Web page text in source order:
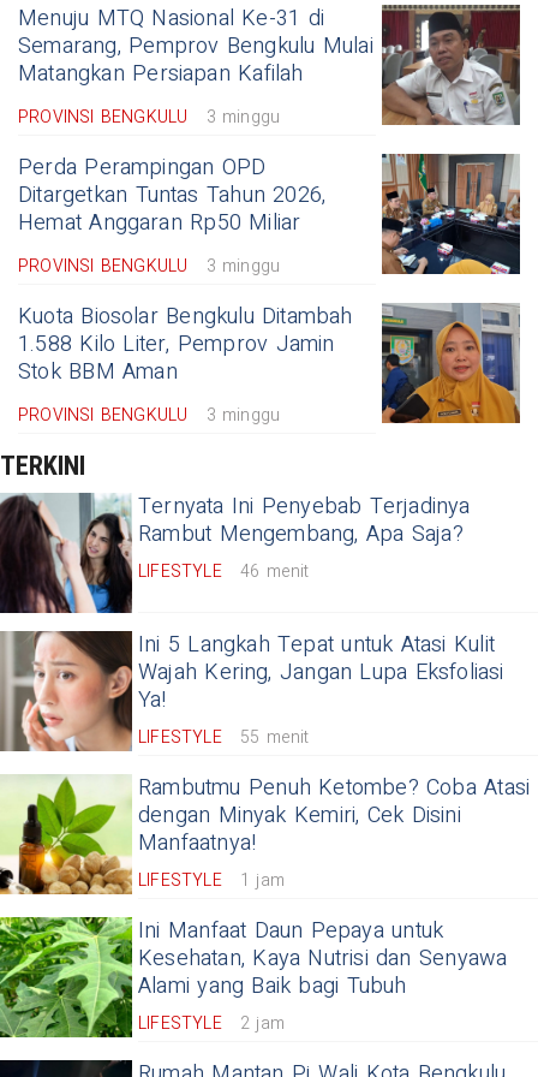
Menuju MTQ Nasional Ke-31 di
Semarang, Pemprov Bengkulu Mulai
Matangkan Persiapan Kafilah
PROVINSI BENGKULU 3 minggu
Perda Perampingan OPD
Ditargetkan Tuntas Tahun 2026,
Hemat Anggaran Rp50 Miliar
PROVINSI BENGKULU 3 minggu
Kuota Biosolar Bengkulu Ditambah
1.588 Kilo Liter, Pemprov Jamin
Stok BBM Aman
PROVINSI BENGKULU 3 minggu
TERKINI
Ternyata Ini Penyebab Terjadinya
Rambut Mengembang, Apa Saja?
LIFESTYLE 46 menit
Ini 5 Langkah Tepat untuk Atasi Kulit
Wajah Kering, Jangan Lupa Eksfoliasi
Ya!
LIFESTYLE 55 menit
Rambutmu Penuh Ketombe? Coba Atasi
dengan Minyak Kemiri, Cek Disini
Manfaatnya!
LIFESTYLE 1 jam
Ini Manfaat Daun Pepaya untuk
Kesehatan, Kaya Nutrisi dan Senyawa
Alami yang Baik bagi Tubuh
LIFESTYLE 2 jam